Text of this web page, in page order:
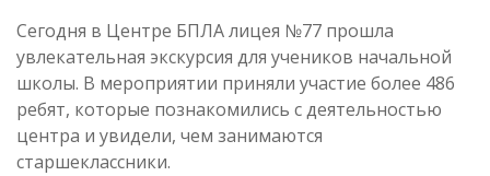
Сегодня в Центре БПЛА лицея №77 прошла
увлекательная экскурсия для учеников начальной
школы. В мероприятии приняли участие более 486
ребят, которые познакомились с деятельностью
центра и увидели, чем занимаются
старшеклассники.